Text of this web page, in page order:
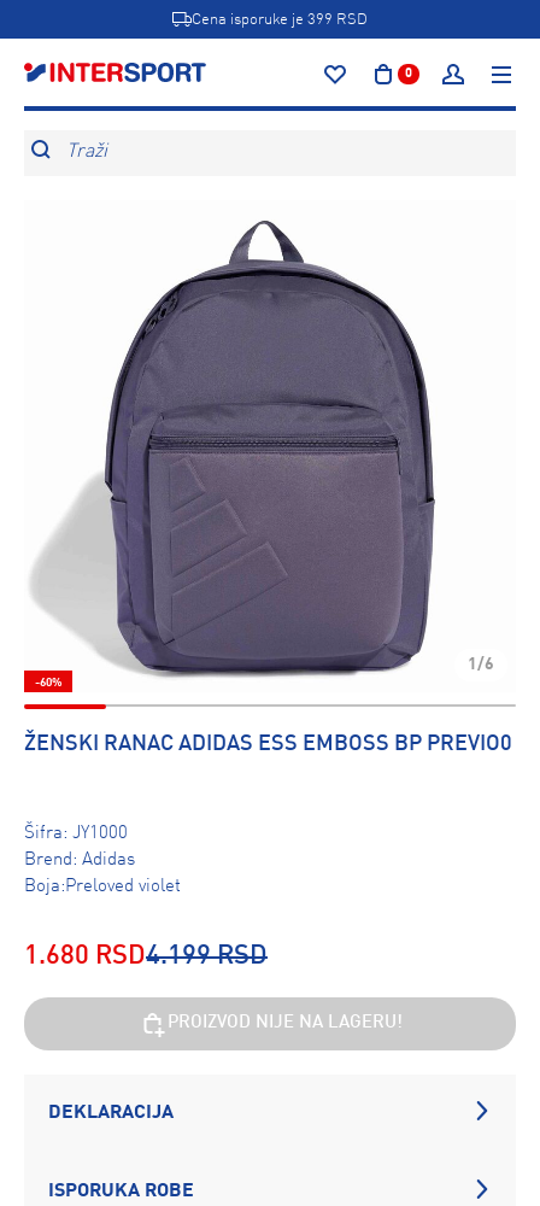
Cena isporuke je 399 RSD
0
Traži
1/6
-60%
ŽENSKI RANAC ADIDAS ESS EMBOSS BP PREVIO0
Šifra: JY1000
Brend: Adidas
Boja:Preloved violet
1.680 RSD4.199 RSD
PROIZVOD NIJE NA LAGERU!
DEKLARACIJA
ISPORUKA ROBE